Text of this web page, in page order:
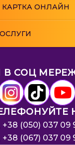
ОНЛАЙН
В СОЦ
+38 (050) 037 09
+38 (067) 037 09